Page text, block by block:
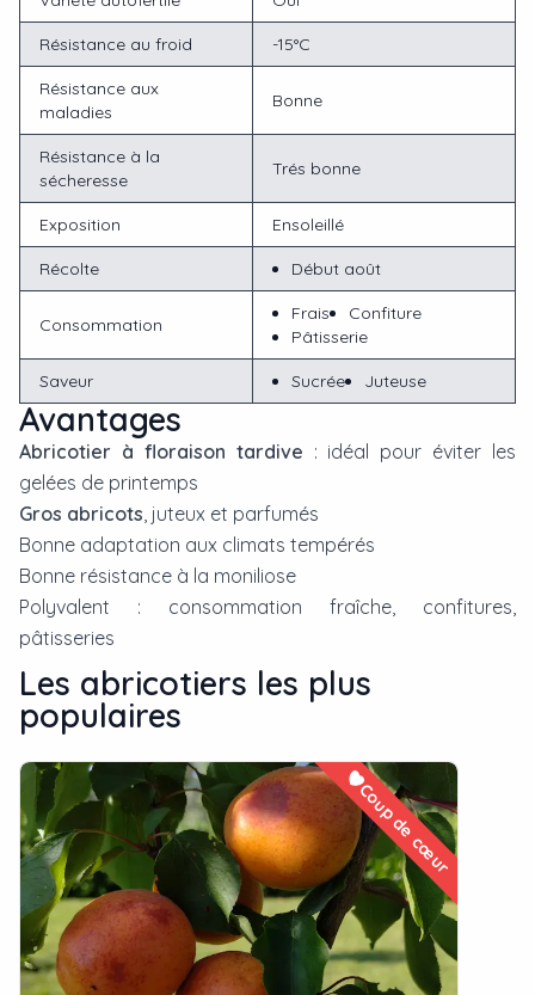
Résistance au froid -15°C
Résistance aux
maladies
Bonne
Résistance à la
sécheresse
Trés bonne
Exposition Ensoleillé
Récolte Début août
Consommation
Frais
Confiture
Pâtisserie
Saveur Sucrée Juteuse
Avantages
Abricotier à floraison tardive : idéal pour éviter les
gelées de printemps
Gros abricots, juteux et parfumés
Bonne adaptation aux climats tempérés
Bonne résistance à la moniliose
Polyvalent : consommation fraîche, confitures,
pâtisseries
Les abricotiers les plus
populaires
Coup de cœur